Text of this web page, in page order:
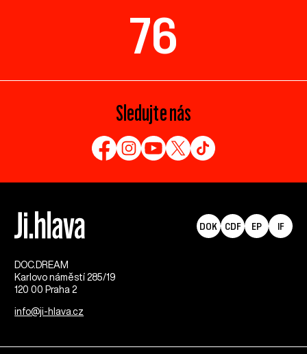
76
Sledujte nás
DOC.DREAM​
Karlovo náměstí 285/19
120 00 Praha 2
info@ji-hlava.cz
DOK CDF EP IF